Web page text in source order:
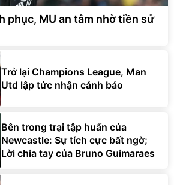
phục, MU an tâm nhờ tiền sử
Trở lại Champions League, Man
Utd lập tức nhận cảnh báo
Bên trong trại tập huấn của
Newcastle: Sự tích cực bất ngờ;
Lời chia tay của Bruno Guimaraes